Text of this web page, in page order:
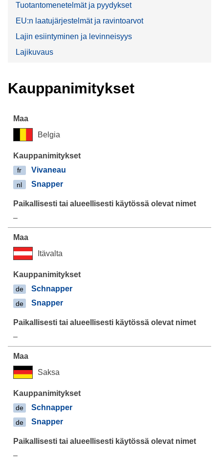
Tuotantomenetelmät ja pyydykset
EU:n laatujärjestelmät ja ravintoarvot
Lajin esiintyminen ja levinneisyys
Lajikuvaus
Kauppanimitykset
Belgia
fr Vivaneau
nl Snapper
–
Itävalta
de Schnapper
de Snapper
–
Saksa
de Schnapper
de Snapper
–